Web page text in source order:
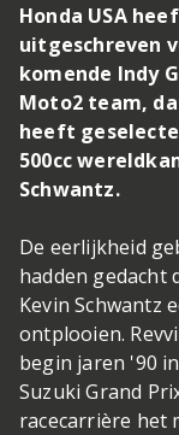
Honda USA
uitgeschreven
komende Indy
Moto2 team,
heeft
500cc
Schwantz.
De eerlijkheid
hadden gedacht
Kevin Schwantz
ontplooien.
begin jaren '90
Suzuki Grand
racecarrière het